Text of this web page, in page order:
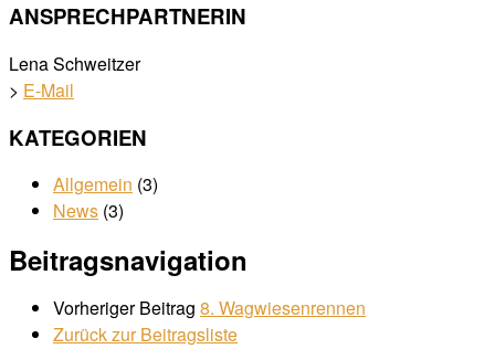
ANSPRECHPARTNERIN
Lena Schweitzer
> E-Mail
KATEGORIEN
Allgemein (3)
News (3)
Beitragsnavigation
Vorheriger Beitrag 8. Wagwiesenrennen
Zurück zur Beitragsliste